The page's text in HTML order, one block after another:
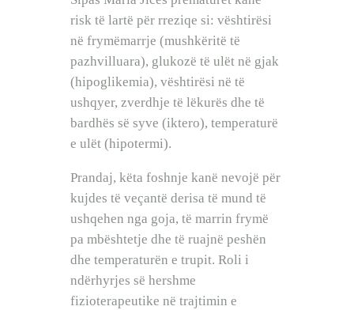
risk të lartë për rreziqe si: vështirësi
në frymëmarrje (mushkëritë të
pazhvilluara), glukozë të ulët në gjak
(hipoglikemia), vështirësi në të
ushqyer, zverdhje të lëkurës dhe të
bardhës së syve (iktero), temperaturë
e ulët (hipotermi).
Prandaj, këta foshnje kanë nevojë për
kujdes të veçantë derisa të mund të
ushqehen nga goja, të marrin frymë
pa mbështetje dhe të ruajnë peshën
dhe temperaturën e trupit. Roli i
ndërhyrjes së hershme
fizioterapeutike në trajtimin e